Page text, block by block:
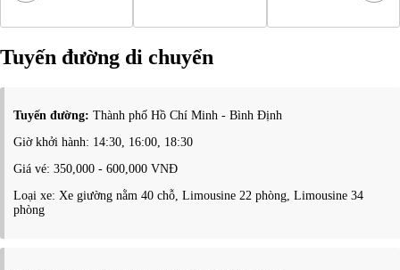
Tuyến đường di chuyển
Tuyến đường: Thành phố Hồ Chí Minh - Bình Định
Giờ khởi hành: 14:30, 16:00, 18:30
Giá vé: 350,000 - 600,000 VNĐ
Loại xe: Xe giường nằm 40 chỗ, Limousine 22 phòng, Limousine 34
phòng